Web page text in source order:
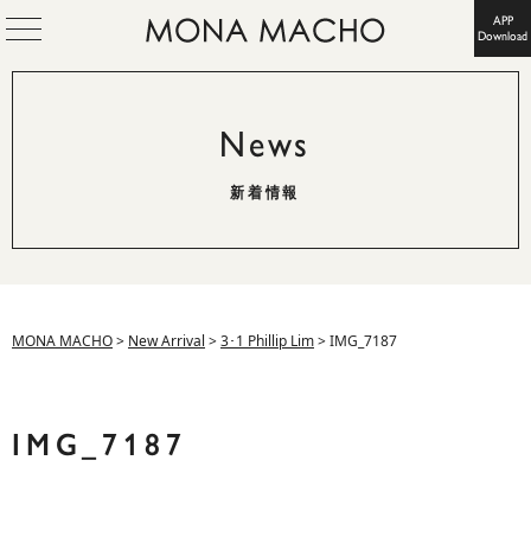
APP
Download
News
新着情報
MONA MACHO> New Arrival >3･1 Phillip Lim>IMG_7187
IMG_7187